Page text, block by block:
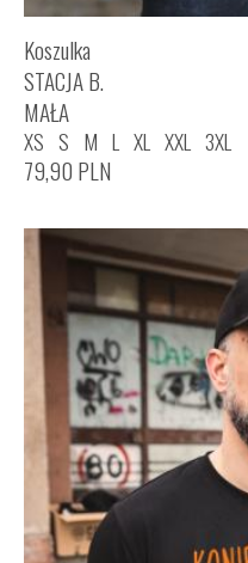
Koszulka
STACJA B.
MAŁA
XS S M L XL XXL 3XL
79,90 PLN